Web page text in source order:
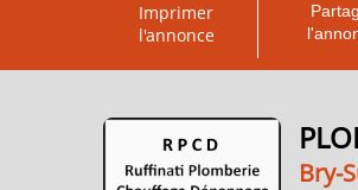
Imprimer
l'annonce
Bry-